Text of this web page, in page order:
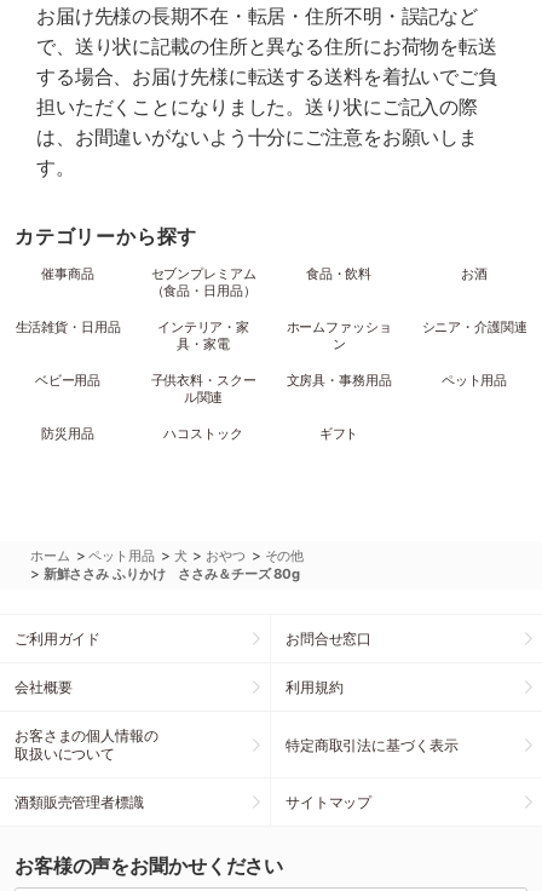
お届け先様の長期不在・転居・住所不明・誤記など
で、送り状に記載の住所と異なる住所にお荷物を転送
する場合、お届け先様に転送する送料を着払いでご負
担いただくことになりました。送り状にご記入の際
は、お間違いがないよう十分にご注意をお願いしま
す。
カテゴリーから探す
催事商品
セブンプレミアム
（食品・日用品）
食品・飲料 お酒
生活雑貨・日用品
インテリア・家
具・家電
ホームファッショ
ン
シニア・介護関連
ベビー用品
子供衣料・スクー
ル関連
文房具・事務用品 ペット用品
防災用品 ハコストック ギフト
ホーム >ペット用品 > 犬 > おやつ > その他
> 新鮮ささみ ふりかけ ささみ＆チーズ 80g
ご利用ガイド お問合せ窓口
会社概要 利用規約
お客さまの個人情報の
取扱いについて
特定商取引法に基づく表示
酒類販売管理者標識 サイトマップ
お客様の声をお聞かせください